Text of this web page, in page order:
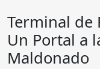
Terminal de
Un Portal a
Maldonado